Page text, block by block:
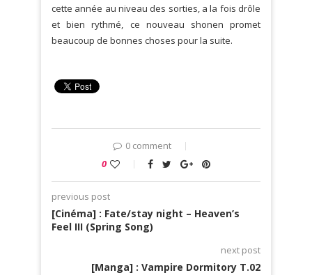
cette année au niveau des sorties, a la fois drôle
et bien rythmé, ce nouveau shonen promet
beaucoup de bonnes choses pour la suite.
0 comment
0
previous post
[Cinéma] : Fate/stay night – Heaven’s
Feel III (Spring Song)
next post
[Manga] : Vampire Dormitory T.02